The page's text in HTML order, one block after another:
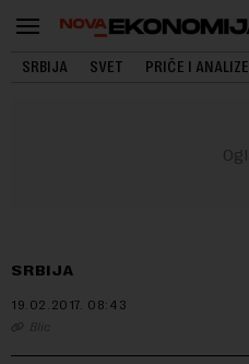
SRBIJA SVET PRIČE I ANALIZE
SRBIJA
19.02.2017. 08:43
Blic